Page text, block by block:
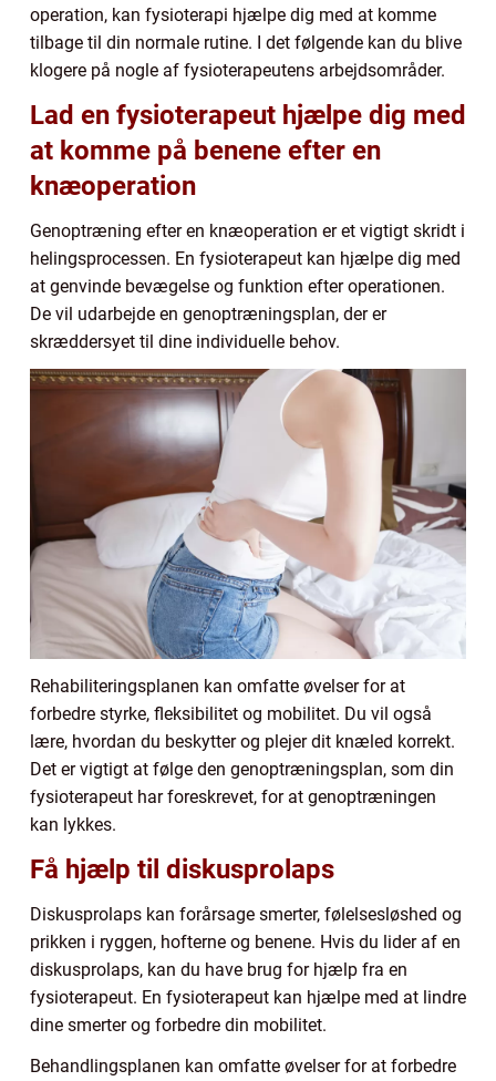
operation, kan fysioterapi hjælpe dig med at komme
tilbage til din normale rutine. I det følgende kan du blive
klogere på nogle af fysioterapeutens arbejdsområder.
Lad en fysioterapeut hjælpe dig med
at komme på benene efter en
knæoperation
Genoptræning efter en knæoperation er et vigtigt skridt i
helingsprocessen. En fysioterapeut kan hjælpe dig med
at genvinde bevægelse og funktion efter operationen.
De vil udarbejde en genoptræningsplan, der er
skræddersyet til dine individuelle behov.
Rehabiliteringsplanen kan omfatte øvelser for at
forbedre styrke, fleksibilitet og mobilitet. Du vil også
lære, hvordan du beskytter og plejer dit knæled korrekt.
Det er vigtigt at følge den genoptræningsplan, som din
fysioterapeut har foreskrevet, for at genoptræningen
kan lykkes.
Få hjælp til diskusprolaps
Diskusprolaps kan forårsage smerter, følelsesløshed og
prikken i ryggen, hofterne og benene. Hvis du lider af en
diskusprolaps, kan du have brug for hjælp fra en
fysioterapeut. En fysioterapeut kan hjælpe med at lindre
dine smerter og forbedre din mobilitet.
Behandlingsplanen kan omfatte øvelser for at forbedre